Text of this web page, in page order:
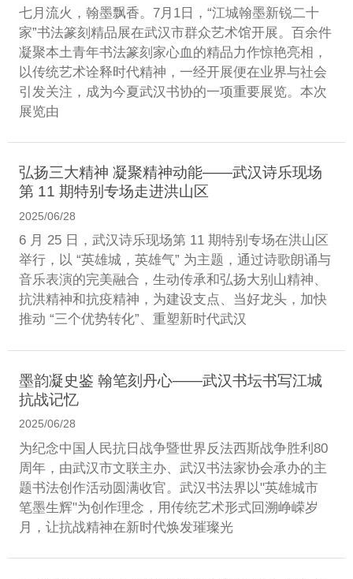
七月流火，翰墨飘香。7月1日，“江城翰墨新锐二十
家”书法篆刻精品展在武汉市群众艺术馆开展。百余件
凝聚本土青年书法篆刻家心血的精品力作惊艳亮相，
以传统艺术诠释时代精神，一经开展便在业界与社会
引发关注，成为今夏武汉书协的一项重要展览。本次
展览由
弘扬三大精神 凝聚精神动能——武汉诗乐现场
第 11 期特别专场走进洪山区
2025/06/28
6 月 25 日，武汉诗乐现场第 11 期特别专场在洪山区
举行，以 “英雄城，英雄气” 为主题，通过诗歌朗诵与
音乐表演的完美融合，生动传承和弘扬大别山精神、
抗洪精神和抗疫精神，为建设支点、当好龙头，加快
推动 “三个优势转化”、重塑新时代武汉
墨韵凝史鉴 翰笔刻丹心——武汉书坛书写江城
抗战记忆
2025/06/28
为纪念中国人民抗日战争暨世界反法西斯战争胜利80
周年，由武汉市文联主办、武汉书法家协会承办的主
题书法创作活动圆满收官。武汉书法界以"英雄城市
笔墨生辉"为创作理念，用传统艺术形式回溯峥嵘岁
月，让抗战精神在新时代焕发璀璨光